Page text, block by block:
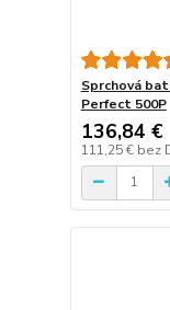
Sprchová
Perfect 500P
136,84 €
111,25 € bez